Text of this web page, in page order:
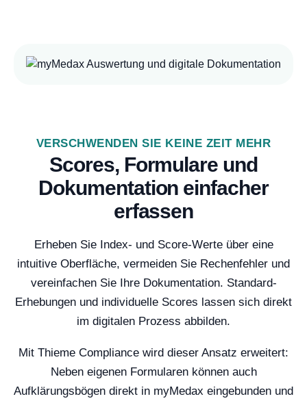
VERSCHWENDEN SIE KEINE ZEIT MEHR
Scores, Formulare und
Dokumentation einfacher
erfassen
Erheben Sie Index- und Score-Werte über eine
intuitive Oberfläche, vermeiden Sie Rechenfehler und
vereinfachen Sie Ihre Dokumentation. Standard-
Erhebungen und individuelle Scores lassen sich direkt
im digitalen Prozess abbilden.
Mit Thieme Compliance wird dieser Ansatz erweitert:
Neben eigenen Formularen können auch
Aufklärungsbögen direkt in myMedax eingebunden und